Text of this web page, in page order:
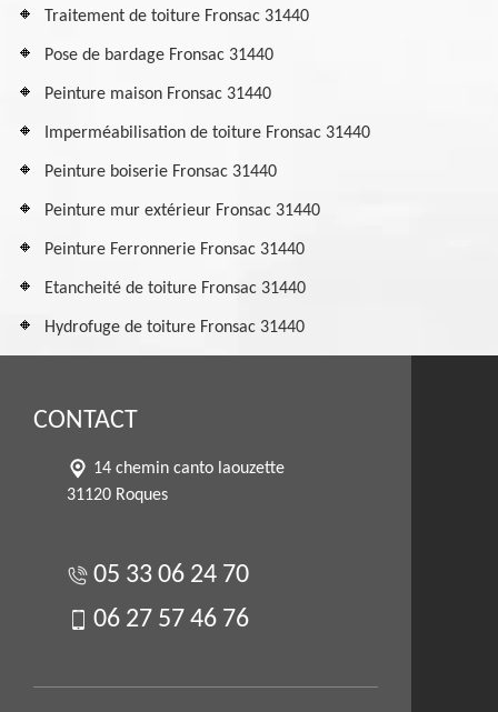
Traitement de toiture Fronsac 31440
Pose de bardage Fronsac 31440
Peinture maison Fronsac 31440
Imperméabilisation de toiture Fronsac 31440
Peinture boiserie Fronsac 31440
Peinture mur extérieur Fronsac 31440
Peinture Ferronnerie Fronsac 31440
Etancheité de toiture Fronsac 31440
Hydrofuge de toiture Fronsac 31440
CONTACT
14 chemin canto laouzette
31120 Roques
05 33 06 24 70
06 27 57 46 76